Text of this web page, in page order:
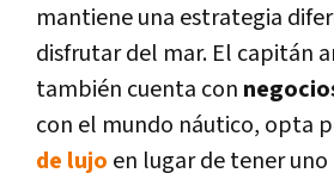
mantiene una estrategia
disfrutar del mar. El capitán
también cuenta con
con el mundo náutico, opta
de lujo en lugar de tener